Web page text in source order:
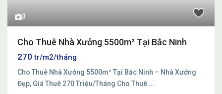
3
Cho Thuê Nhà Xưởng 5500m² Tại Bắc Ninh
270tr/m2/tháng
Cho Thuê Nhà Xưởng 5500m² Tại Bắc Ninh – Nhà Xưởng
Đẹp, Giá Thuê 270 Triệu/Tháng Cho Thuê ...